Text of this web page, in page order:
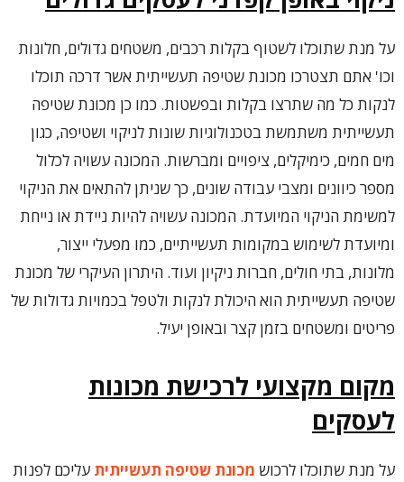
על מנת שתוכלו לשטוף בקלות רכבים, משטחים גדולים, חלונות
וכו' אתם תצטרכו מכונת שטיפה תעשייתית אשר דרכה תוכלו
לנקות כל מה שתרצו בקלות ובפשטות. כמו כן מכונת שטיפה
תעשייתית משתמשת בטכנולוגיות שונות לניקוי ושטיפה, כגון
מים חמים, כימיקלים, ציפויים ומברשות. המכונה עשויה לכלול
מספר כיוונים ומצבי עבודה שונים, כך שניתן להתאים את הניקוי
למשימת הניקוי המיועדת. המכונה עשויה להיות ניידת או נייחת
ומיועדת לשימוש במקומות תעשייתיים, כמו מפעלי ייצור,
מלונות, בתי חולים, חברות ניקיון ועוד. היתרון העיקרי של מכונת
שטיפה תעשייתית הוא היכולת לנקות ולטפל בכמויות גדולות של
פריטים ומשטחים בזמן קצר ובאופן יעיל.
מקום מקצועי לרכישת מכונות
לעסקים
על מנת שתוכלו לרכוש מכונת שטיפה תעשייתית עליכם לפנות